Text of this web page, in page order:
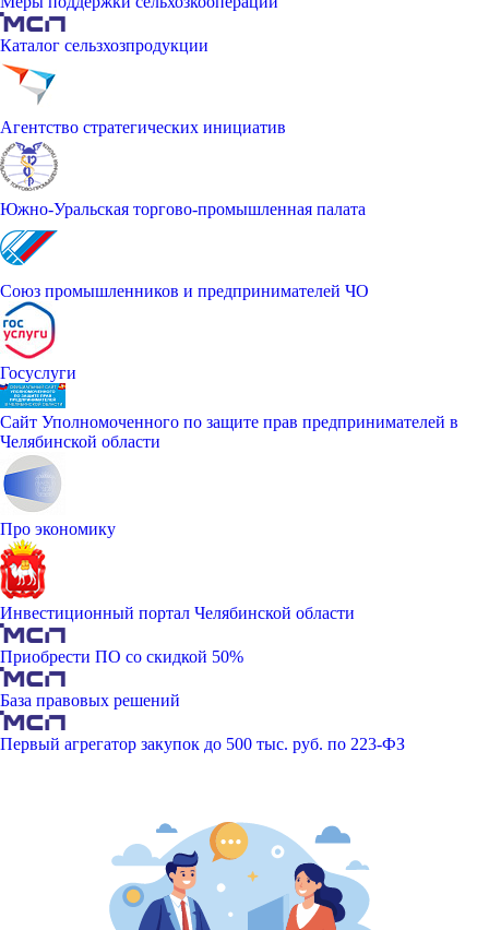
Каталог сельзхозпродукции
Агентство стратегических инициатив
Южно-Уральская торгово-промышленная палата
Союз промышленников и предпринимателей ЧО
Госуслуги
Сайт Уполномоченного по защите прав предпринимателей в
Челябинской области
Про экономику
Инвестиционный портал Челябинской области
Приобрести ПО со скидкой 50%
База правовых решений
Первый агрегатор закупок до 500 тыс. руб. по 223-ФЗ